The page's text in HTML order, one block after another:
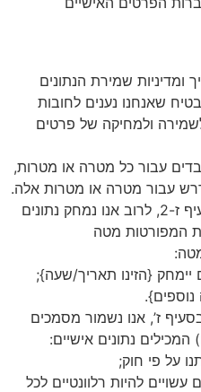
שמירת הנתונים
שאנחנו נענים לחובות
ולמחיקה של פרטים
עבור כל מטרה או מטרות,
עבור מטרה או מטרות אלה.
מבלי לגרוע מן האמור בסעיף ז-2, לרוב אנו נמחק נתונים
מטה
{הזינו תאריך/שעה};
ז’, אנו נשמור מסמכים
נתונים אישיים:
פי חוק;
להיות רלוונטיים לכל